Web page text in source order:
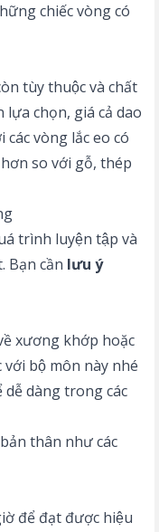
chiếc vòng có
tùy thuộc và chất
lựa chọn, giá cả dao
các vòng lắc eo có
so với gỗ, thép
trình luyện tập và
Bạn cần lưu ý
xương khớp hoặc
bộ môn này nhé
dàng trong các
thân như các
để đạt được hiệu